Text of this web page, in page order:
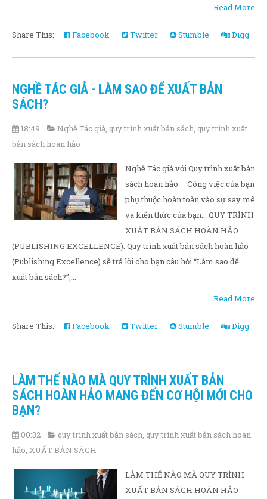
Read More
Share This: Facebook Twitter Stumble Digg
NGHỀ TÁC GIẢ - LÀM SAO ĐỂ XUẤT BẢN
SÁCH?
18:49 Nghề Tác giả quy trình xuất bản sách quy trình xuất
bản sách hoàn hảo
Nghề Tác giả với Quy trình xuất bản
sách hoàn hảo – Công việc của bạn
phụ thuộc hoàn toàn vào sự say mê
và kiến thức của bạn... QUY TRÌNH
XUẤT BẢN SÁCH HOÀN HẢO
(PUBLISHING EXCELLENCE): Quy trình xuất bản sách hoàn hảo
(Publishing Excellence) sẽ trả lời cho bạn câu hỏi “Làm sao để
xuất bản sách?”,...
Read More
Share This: Facebook Twitter Stumble Digg
LÀM THẾ NÀO MÀ QUY TRÌNH XUẤT BẢN
SÁCH HOÀN HẢO MANG ĐẾN CƠ HỘI MỚI CHO
BẠN?
00:32 quy trình xuất bản sách quy trình xuất bản sách hoàn
hảo XUẤT BẢN SÁCH
LÀM THẾ NÀO MÀ QUY TRÌNH
XUẤT BẢN SÁCH HOÀN HẢO